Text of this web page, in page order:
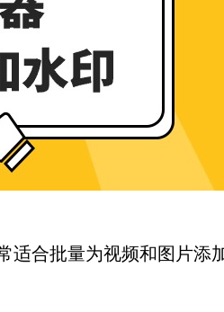
适合批量为视频和图片添